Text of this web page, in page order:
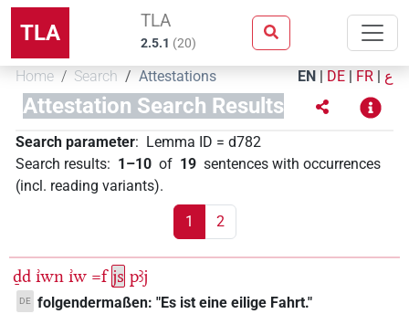
TLA TLA
2.5.1 (20)
Home Search Attestations EN | DE | FR | ع
Attestation Search Results
Search parameter: Lemma ID = d782
Search results: 1–10 of 19 sentences with occurrences
(incl. reading variants).
1 2
ḏd ı͗wn ı͗w =f js pꜣj
DE folgendermaßen: "Es ist eine eilige Fahrt."